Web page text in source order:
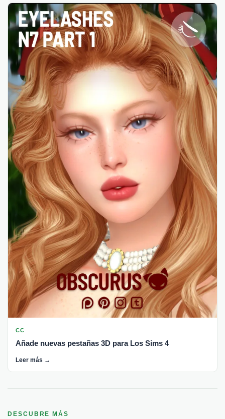
CC
Añade nuevas pestañas 3D para Los Sims 4
Leer más →
DESCUBRE MÁS